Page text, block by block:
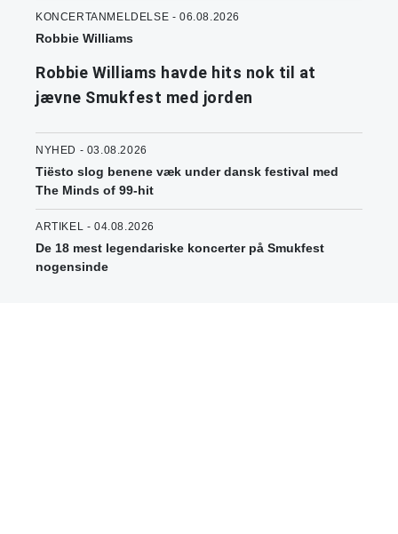
KONCERTANMELDELSE - 06.08.2026
Robbie Williams
Robbie Williams havde hits nok til at
jævne Smukfest med jorden
NYHED - 03.08.2026
Tiësto slog benene væk under dansk festival med
The Minds of 99-hit
ARTIKEL - 04.08.2026
De 18 mest legendariske koncerter på Smukfest
nogensinde